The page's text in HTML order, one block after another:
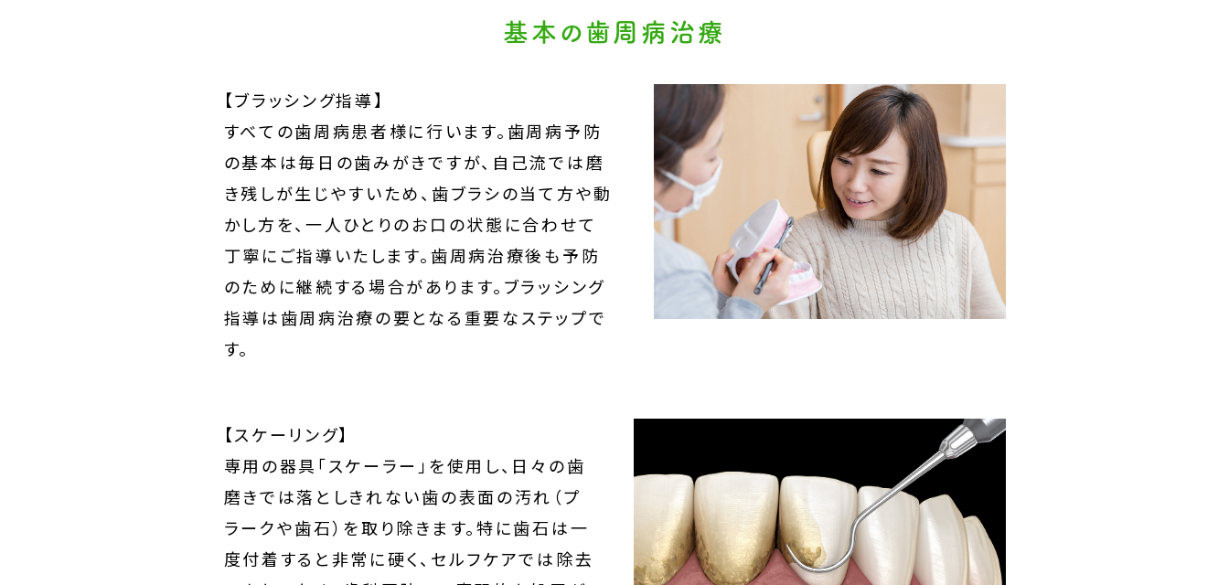
基本の歯周病治療
【ブラッシング指導】
すべての歯周病患者様に行います。歯周病予防
の基本は毎日の歯みがきですが、自己流では磨
き残しが生じやすいため、歯ブラシの当て方や動
かし方を、一人ひとりのお口の状態に合わせて
丁寧にご指導いたします。歯周病治療後も予防
のために継続する場合があります。ブラッシング
指導は歯周病治療の要となる重要なステップで
す。
【スケーリング】
専用の器具「スケーラー」を使用し、日々の歯
磨きでは落としきれない歯の表面の汚れ（プ
ラークや歯石）を取り除きます。特に歯石は一
度付着すると非常に硬く、セルフケアでは除去